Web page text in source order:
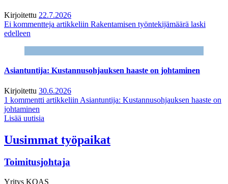
Kirjoitettu 22.7.2026
Ei kommentteja artikkeliin Rakentamisen työntekijämäärä laski
edelleen
Asiantuntija: Kustannusohjauksen haaste on johtaminen
Kirjoitettu 30.6.2026
1 kommentti artikkeliin Asiantuntija: Kustannusohjauksen haaste on
johtaminen
Lisää uutisia
Uusimmat työpaikat
Toimitusjohtaja
Yritys KOAS